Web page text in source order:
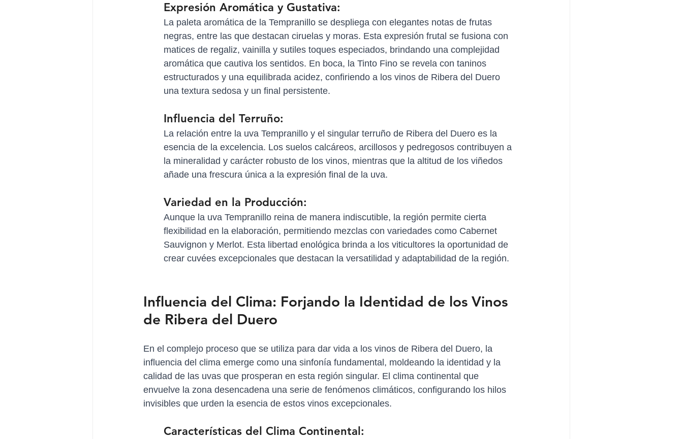
Expresión Aromática y Gustativa:
La paleta aromática de la Tempranillo se despliega con elegantes notas de frutas
negras, entre las que destacan ciruelas y moras. Esta expresión frutal se fusiona con
matices de regaliz, vainilla y sutiles toques especiados, brindando una complejidad
aromática que cautiva los sentidos. En boca, la Tinto Fino se revela con taninos
estructurados y una equilibrada acidez, confiriendo a los vinos de Ribera del Duero
una textura sedosa y un final persistente.
Influencia del Terruño:
La relación entre la uva Tempranillo y el singular terruño de Ribera del Duero es la
esencia de la excelencia. Los suelos calcáreos, arcillosos y pedregosos contribuyen a
la mineralidad y carácter robusto de los vinos, mientras que la altitud de los viñedos
añade una frescura única a la expresión final de la uva.
Variedad en la Producción:
Aunque la uva Tempranillo reina de manera indiscutible, la región permite cierta
flexibilidad en la elaboración, permitiendo mezclas con variedades como Cabernet
Sauvignon y Merlot. Esta libertad enológica brinda a los viticultores la oportunidad de
crear cuvées excepcionales que destacan la versatilidad y adaptabilidad de la región.
Influencia del Clima: Forjando la Identidad de los Vinos
de Ribera del Duero
En el complejo proceso que se utiliza para dar vida a los vinos de Ribera del Duero, la
influencia del clima emerge como una sinfonía fundamental, moldeando la identidad y la
calidad de las uvas que prosperan en esta región singular. El clima continental que
envuelve la zona desencadena una serie de fenómenos climáticos, configurando los hilos
invisibles que urden la esencia de estos vinos excepcionales.
Características del Clima Continental: